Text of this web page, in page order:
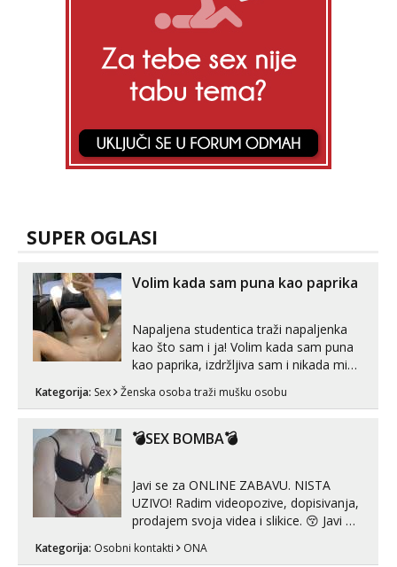
SUPER OGLASI
Volim kada sam puna kao paprika
Napaljena studentica traži napaljenka
kao što sam i ja! Volim kada sam puna
kao paprika, izdržljiva sam i nikada mi
puta dnevno bilo kad i bilo gdje zato se
link ispod i nadji me tamo, cekam te!
Kategorija: Sex Ženska osoba traži mušku osobu
💣SEX BOMBA💣
Javi se za ONLINE ZABAVU. NISTA
UZIVO! Radim videopozive, dopisivanja,
prodajem svoja videa i slikice. 😚 Javi mi
Telegram. +385 91 723 0045
Kategorija: Osobni kontakti ONA